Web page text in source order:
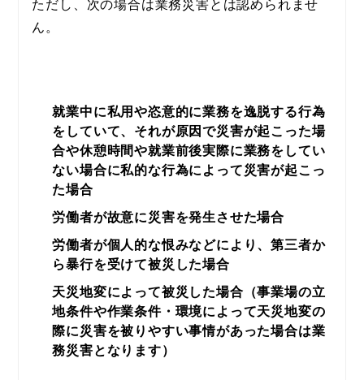
ん。
就業中に私用や恣意的に業務を逸脱する行為
をしていて、それが原因で災害が起こった場
合や休憩時間や就業前後実際に業務をしてい
ない場合に私的な行為によって災害が起こっ
た場合
労働者が故意に災害を発生させた場合
労働者が個人的な恨みなどにより、第三者か
ら暴行を受けて被災した場合
天災地変によって被災した場合（事業場の立
地条件や作業条件・環境によって天災地変の
際に災害を被りやすい事情があった場合は業
務災害となります）